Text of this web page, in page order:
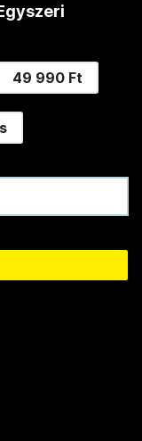
49 990 Ft